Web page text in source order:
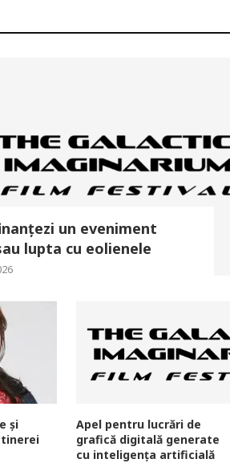
un eveniment
lupta cu eolienele
și
Apel pentru lucrări de
grafică digitală generate
cu inteligența artificială